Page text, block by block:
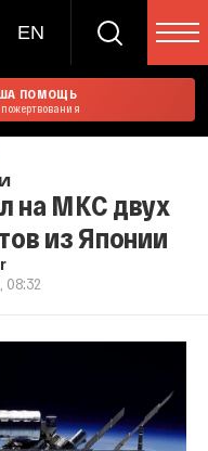
EN
ПОМОЩЬ
на МКС двух
из Японии
08:32